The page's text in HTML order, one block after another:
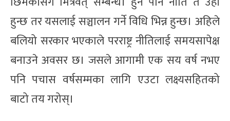
हुन्छ तर यसलाई सञ्चालन गर्ने विधि भिन्न हुन्छ। अहिले
बलियो सरकार भएकाले परराष्ट्र नीतिलाई समयसापेक्ष
बनाउने अवसर छ। जसले आगामी एक सय वर्ष नभए
पनि पचास वर्षसम्मका लागि एउटा लक्ष्यसहितको
बाटो तय गरोस्।